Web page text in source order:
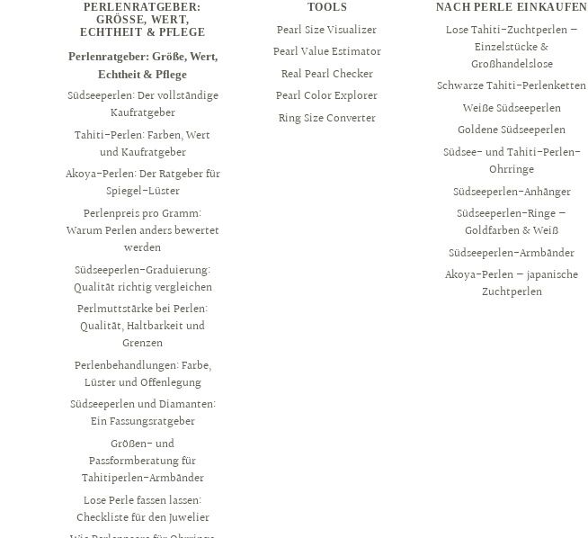
PERLENRATGEBER:
GRÖSSE, WERT, E
CHTHEIT & PFLEGE
Perlenratgeber: Größe, Wert,
Echtheit & Pflege
Südseeperlen: Der vollständige
Kaufratgeber
Tahiti-Perlen: Farben, Wert
und Kaufratgeber
Akoya-Perlen: Der Ratgeber für
Spiegel-Lüster
Perlenpreis pro Gramm:
Warum Perlen anders bewertet
werden
Südseeperlen-Graduierung:
Qualität richtig vergleichen
Perlmuttstärke bei Perlen:
Qualität, Haltbarkeit und
Grenzen
Perlenbehandlungen: Farbe,
Lüster und Offenlegung
Südseeperlen und Diamanten:
Ein Fassungsratgeber
Größen- und
Passformberatung für
Tahitiperlen-Armbänder
Lose Perle fassen lassen:
Checkliste für den Juwelier
TOOLS
Pearl Size Visualizer
Pearl Value Estimator
Real Pearl Checker
Pearl Color Explorer
Ring Size Converter
NACH PERLE EINKAUFEN
Lose Tahiti-Zuchtperlen —
Einzelstücke &
Großhandelslose
Schwarze Tahiti-Perlenketten
Weiße Südseeperlen
Goldene Südseeperlen
Südsee- und Tahiti-Perlen-
Ohrringe
Südseeperlen-Anhänger
Südseeperlen-Ringe —
Goldfarben & Weiß
Südseeperlen-Armbänder
Akoya-Perlen — japanische
Zuchtperlen